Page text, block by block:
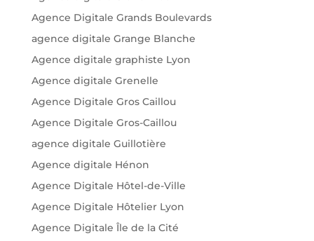
Agence Digitale Grands Boulevards
agence digitale Grange Blanche
Agence digitale graphiste Lyon
Agence digitale Grenelle
Agence Digitale Gros Caillou
Agence Digitale Gros-Caillou
agence digitale Guillotière
Agence digitale Hénon
Agence Digitale Hôtel-de-Ville
Agence Digitale Hôtelier Lyon
Agence Digitale Île de la Cité